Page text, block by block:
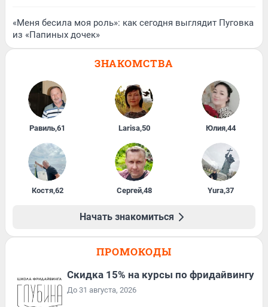
«Меня бесила моя роль»: как сегодня выглядит Пуговка
из «Папиных дочек»
ЗНАКОМСТВА
Равиль,61 Larisa,50 Юлия,44
Костя,62 Сергей,48 Yura,37
Начать знакомиться
ПРОМОКОДЫ
Скидка 15% на курсы по фридайвингу
До 31 августа, 2026